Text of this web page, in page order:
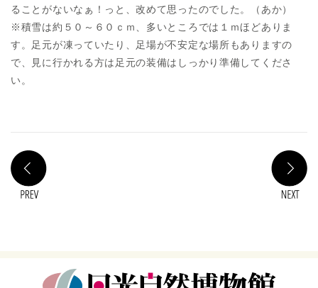
ることがないなぁ！っと、改めて思ったのでした。（あか）
※積雪は約５０～６０ｃｍ、多いところでは１ｍほどありま
す。足元が凍っていたり、足場が不安定な場所もありますの
で、見に行かれる方は足元の装備はしっかり準備してくださ
い。